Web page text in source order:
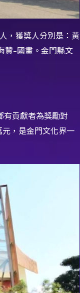
，獲獎人分別是：黃
贊-國畫。金門縣文
有貢獻者為獎勵對
，是金門文化界一